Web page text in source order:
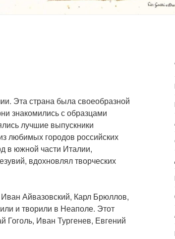
Эта страна была своеобразной
знакомились с образцами
лучшие выпускники
любимых городов российских
в южной части Италии,
вдохновлял творческих
Айвазовский, Карл Брюллов,
и творили в Неаполе. Этот
Гоголь, Иван Тургенев, Евгений